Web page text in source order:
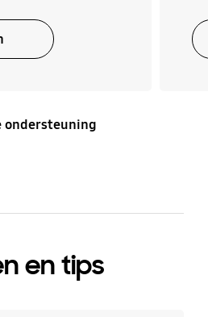
ondersteuning
en tips